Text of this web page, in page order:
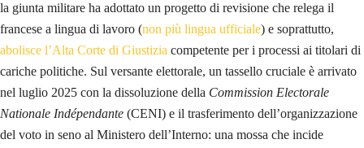
la giunta militare ha adottato un progetto di revisione che relega il
francese a lingua di lavoro (non più lingua ufficiale) e soprattutto,
abolisce l’Alta Corte di Giustizia competente per i processi ai titolari di
cariche politiche. Sul versante elettorale, un tassello cruciale è arrivato
nel luglio 2025 con la dissoluzione della Commission Electorale
Nationale Indépendante (CENI) e il trasferimento dell’organizzazione
del voto in seno al Ministero dell’Interno: una mossa che incide